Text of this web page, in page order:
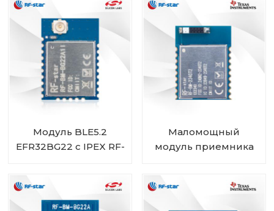
энергопотреблением
ZigBee 3.0 RF-BM-
2340T1
Модуль BLE5.2
EFR32BG22 с IPEX RF-
Маломощный
модуль приемника
RF-BM-2340T2 с чип-
антенной